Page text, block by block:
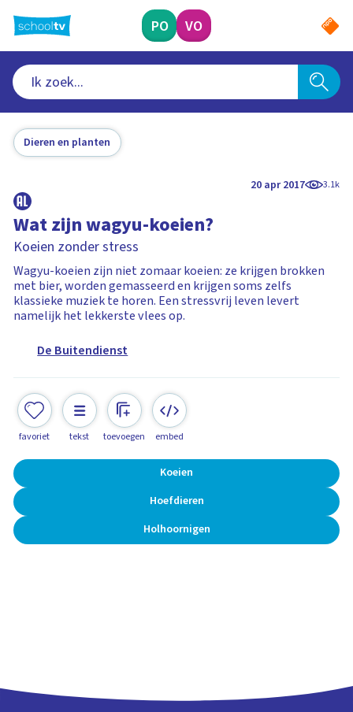
naar
hoofdinhoud
PO VO
Dieren en planten
20 apr 2017 3.1k
Wat zijn wagyu-koeien?
Koeien zonder stress
Wagyu-koeien zijn niet zomaar koeien: ze krijgen brokken
met bier, worden gemasseerd en krijgen soms zelfs
klassieke muziek te horen. Een stressvrij leven levert
namelijk het lekkerste vlees op.
De Buitendienst
favoriet tekst toevoegen embed
Koeien
Hoefdieren
Holhoornigen